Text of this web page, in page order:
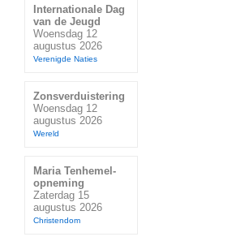
Internationale Dag
van de Jeugd
Woensdag 12
augustus 2026
Verenigde Naties
Zonsverduistering
Woensdag 12
augustus 2026
Wereld
Maria Tenhemel-
opneming
Zaterdag 15
augustus 2026
Christendom